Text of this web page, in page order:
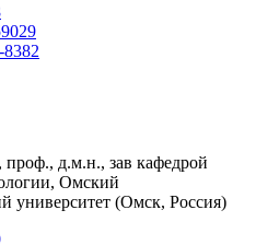
д.м.н., зав кафедрой
Омский
университет (Омск, Россия)